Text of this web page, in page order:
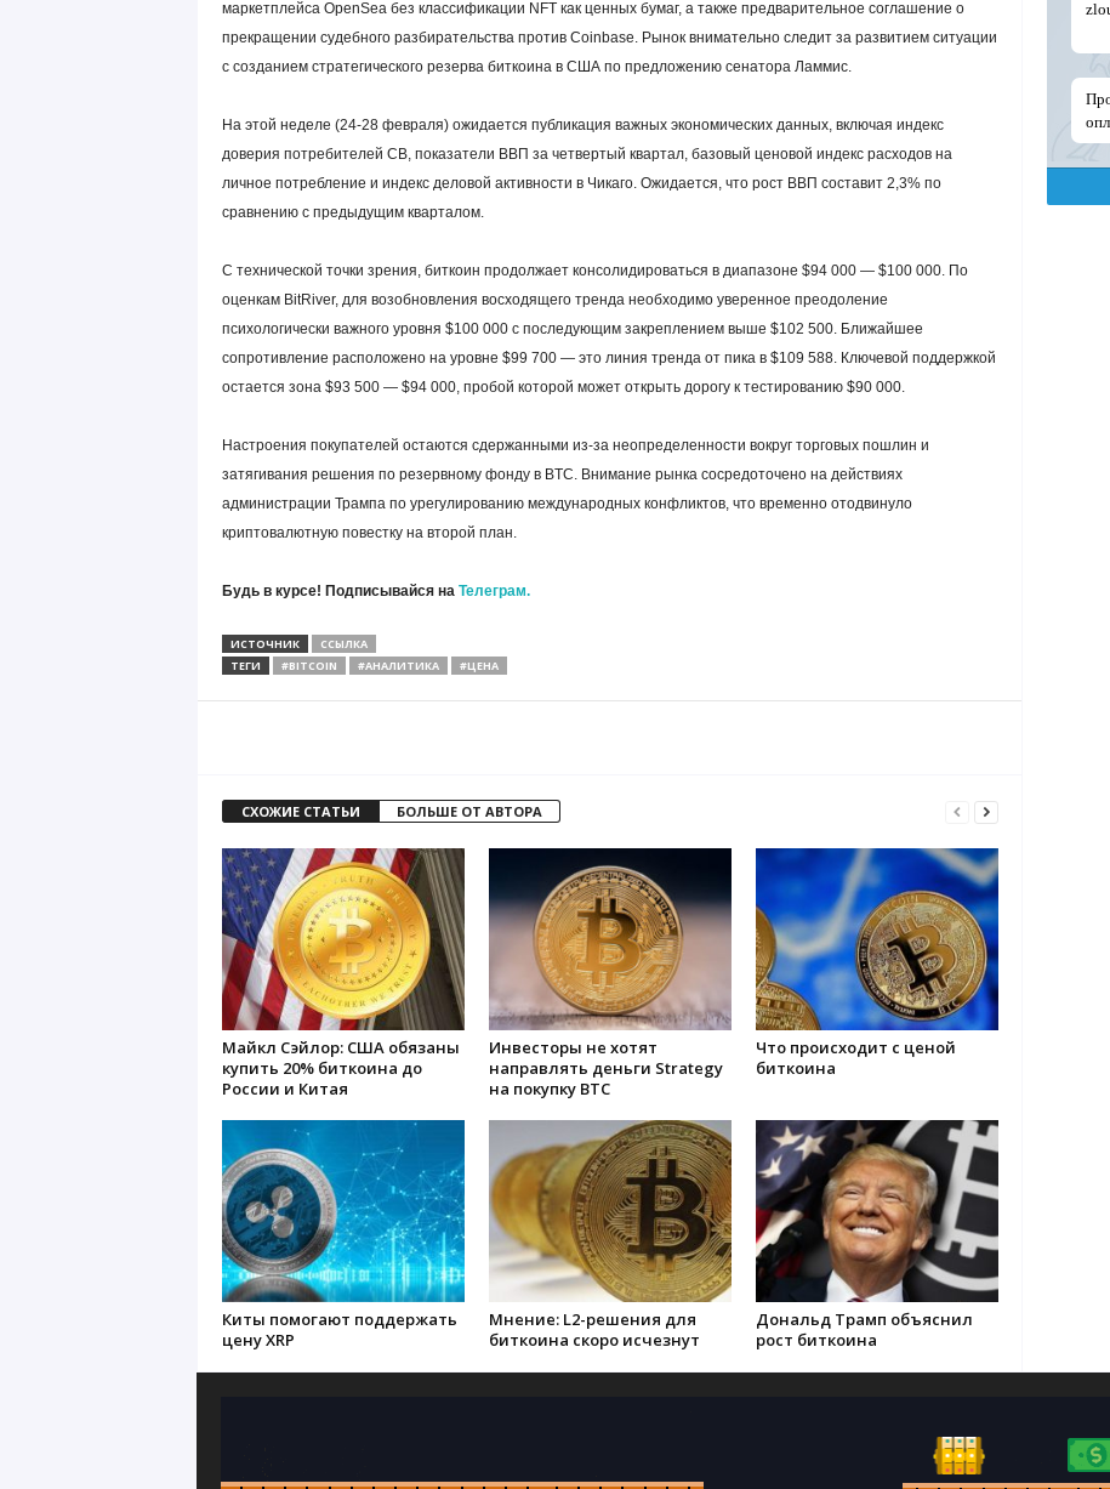
маркетплейса OpenSea без классификации NFT как ценных бумаг, а также предварительное соглашение о
прекращении судебного разбирательства против Coinbase. Рынок внимательно следит за развитием ситуации
с созданием стратегического резерва биткоина в США по предложению сенатора Ламмис.
На этой неделе (24-28 февраля) ожидается публикация важных экономических данных, включая индекс
доверия потребителей CB, показатели ВВП за четвертый квартал, базовый ценовой индекс расходов на
личное потребление и индекс деловой активности в Чикаго. Ожидается, что рост ВВП составит 2,3% по
сравнению с предыдущим кварталом.
С технической точки зрения, биткоин продолжает консолидироваться в диапазоне $94 000 — $100 000. По
оценкам BitRiver, для возобновления восходящего тренда необходимо уверенное преодоление
психологически важного уровня $100 000 с последующим закреплением выше $102 500. Ближайшее
сопротивление расположено на уровне $99 700 — это линия тренда от пика в $109 588. Ключевой поддержкой
остается зона $93 500 — $94 000, пробой которой может открыть дорогу к тестированию $90 000.
Настроения покупателей остаются сдержанными из-за неопределенности вокруг торговых пошлин и
затягивания решения по резервному фонду в BTC. Внимание рынка сосредоточено на действиях
администрации Трампа по урегулированию международных конфликтов, что временно отодвинуло
криптовалютную повестку на второй план.
Будь в курсе! Подписывайся на Телеграм.
ИСТОЧНИК
ССЫЛКА
ТЕГИ
#BITCOIN #АНАЛИТИКА #ЦЕНА
СХОЖИЕ СТАТЬИ БОЛЬШЕ ОТ АВТОРА
Майкл Сэйлор: CША обязаны
купить 20% биткоина до
России и Китая
Инвесторы не хотят
направлять деньги Strategy
на покупку BTC
Что происходит с ценой
биткоина
Киты помогают поддержать
цену XRP
Мнение: L2-решения для
биткоина скоро исчезнут
Дональд Трамп объяснил
рост биткоина